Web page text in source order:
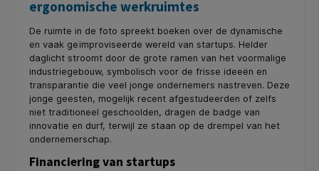
ergonomische werkruimtes
De ruimte in de foto spreekt boeken over de dynamische
en vaak geïmproviseerde wereld van startups. Helder
daglicht stroomt door de grote ramen van het voormalige
industriegebouw, symbolisch voor de frisse ideeën en
transparantie die veel jonge ondernemers nastreven. Deze
jonge geesten, mogelijk recent afgestudeerden of zelfs
niet traditioneel geschoolden, dragen de badge van
innovatie en durf, terwijl ze staan op de drempel van het
ondernemerschap.
Financiering van startups